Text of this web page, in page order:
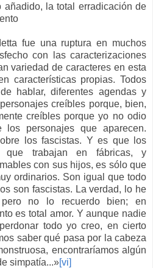
añadido, la total erradicación de
fue una ruptura en muchos
con las caracterizaciones
variedad de caracteres en esta
características propias. Todos
hablar, diferentes agendas y
creíbles porque, bien,
creíbles porque yo no odio
los personajes que aparecen.
los fascistas. Y es que los
que trabajan en fábricas, y
con sus hijos, es sólo que
ordinarios. Son igual que todo
son fascistas. La verdad, lo he
no lo recuerdo bien; en
es total amor. Y aunque nadie
todo yo creo, en cierto
saber qué pasa por la cabeza
encontraríamos algún
simpatía...»[vi]